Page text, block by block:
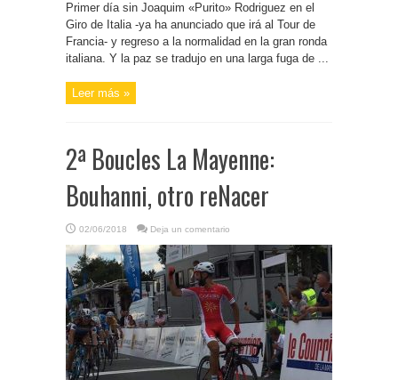
Primer día sin Joaquim «Purito» Rodriguez en el
Giro de Italia -ya ha anunciado que irá al Tour de
Francia- y regreso a la normalidad en la gran ronda
italiana. Y la paz se tradujo en una larga fuga de ...
Leer más »
2ª Boucles La Mayenne:
Bouhanni, otro reNacer
02/06/2018 Deja un comentario